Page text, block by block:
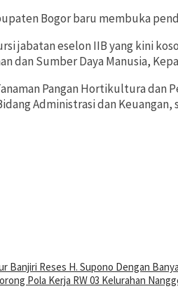
Bogor baru membuka
jabatan eselon IIB yang kini
dan Sumber Daya Manusia,
Pangan Hortikultura dan
Administrasi dan
Banjiri Reses H. Supono Dengan
Pola Kerja RW 03 Kelurahan